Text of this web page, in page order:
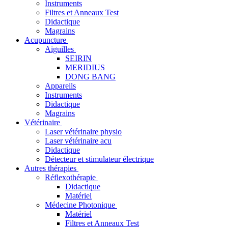
Instruments
Filtres et Anneaux Test
Didactique
Magrains
Acupuncture
Aiguilles
SEIRIN
MERIDIUS
DONG BANG
Appareils
Instruments
Didactique
Magrains
Vétérinaire
Laser vétérinaire physio
Laser vétérinaire acu
Didactique
Détecteur et stimulateur électrique
Autres thérapies
Réflexothérapie
Didactique
Matériel
Médecine Photonique
Matériel
Filtres et Anneaux Test